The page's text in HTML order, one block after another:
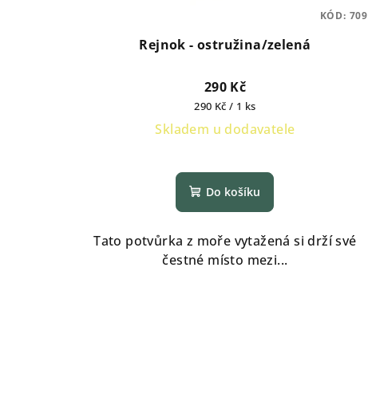
Rejnok - ostružina/zelená
290 Kč
Měrná
cena:
290 Kč / 1 ks
Skladem u dodavatele
Do košíku
Tato potvůrka z moře vytažená si drží své
čestné místo mezi...
KÓD: 709